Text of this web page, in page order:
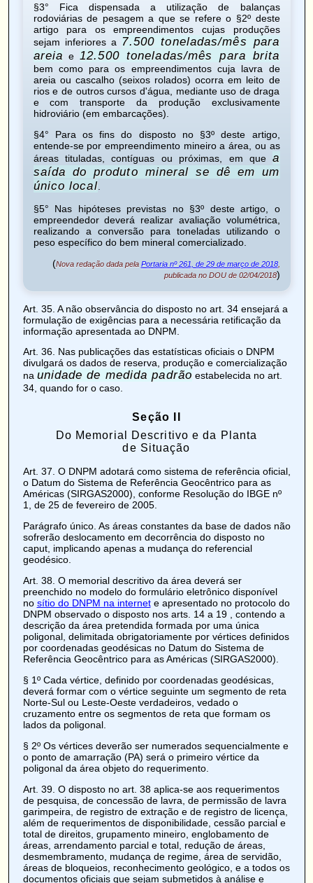
§3° Fica dispensada a utilização de balanças
rodoviárias de pesagem a que se refere o §2º deste
artigo para os empreendimentos cujas produções
sejam inferiores a 7.500 toneladas/mês para
areia e 12.500 toneladas/mês para brita
bem como para os empreendimentos cuja lavra de
areia ou cascalho (seixos rolados) ocorra em leito de
rios e de outros cursos d'água, mediante uso de draga
e com transporte da produção exclusivamente
hidroviário (em embarcações).
§4° Para os fins do disposto no §3º deste artigo,
entende-se por empreendimento mineiro a área, ou as
áreas tituladas, contíguas ou próximas, em quea
saída do produto mineral se dê em um
único local.
§5° Nas hipóteses previstas no §3º deste artigo, o
empreendedor deverá realizar avaliação volumétrica,
realizando a conversão para toneladas utilizando o
peso específico do bem mineral comercializado.
(Nova redação dada pela Portaria nº 261, de 29 de março de 2018,
publicada no DOU de 02/04/2018)
Art. 35. A não observância do disposto no art. 34 ensejará a
formulação de exigências para a necessária retificação da
informação apresentada ao DNPM.
Art. 36. Nas publicações das estatísticas oficiais o DNPM
divulgará os dados de reserva, produção e comercialização
na unidade de medida padrão estabelecida no art.
34, quando for o caso.
Seção II
Do Memorial Descritivo e da Planta
de Situação
Art. 37 . O DNPM adotará como sistema de referência oficial,
o Datum do Sistema de Referência Geocêntrico para as
Américas (SIRGAS2000), conforme Resolução do IBGE nº
1, de 25 de fevereiro de 2005.
Parágrafo único. As áreas constantes da base de dados não
sofrerão deslocamento em decorrência do disposto no
caput, implicando apenas a mudança do referencial
geodésico.
Art. 38. O memorial descritivo da área deverá ser
preenchido no modelo do formulário eletrônico disponível
no sítio do DNPM na internete apresentado no protocolo do
DNPM observado o disposto nos arts. 14 a 19, contendo a
descrição da área pretendida formada por uma única
poligonal, delimitada obrigatoriamente por vértices definidos
por coordenadas geodésicas no Datum do Sistema de
Referência Geocêntrico para as Américas (SIRGAS2000).
§ 1º Cada vértice, definido por coordenadas geodésicas,
deverá formar com o vértice seguinte um segmento de reta
Norte-Sul ou Leste-Oeste verdadeiros, vedado o
cruzamento entre os segmentos de reta que formam os
lados da poligonal.
§ 2º Os vértices deverão ser numerados sequencialmente e
o ponto de amarração (PA) será o primeiro vértice da
poligonal da área objeto do requerimento.
Art. 39. O disposto no art. 38 aplica-se aos requerimentos
de pesquisa, de concessão de lavra, de permissão de lavra
garimpeira, de registro de extração e de registro de licença,
além de requerimentos de disponibilidade, cessão parcial e
total de direitos, grupamento mineiro, englobamento de
áreas, arrendamento parcial e total, redução de áreas,
desmembramento, mudança de regime, área de servidão,
áreas de bloqueios, reconhecimento geológico, e a todos os
documentos oficiais que sejam submetidos à análise e